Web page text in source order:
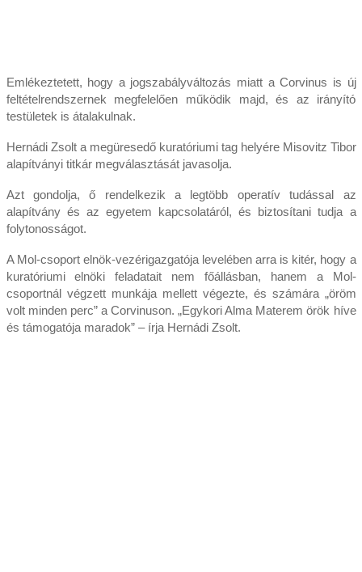
Emlékeztetett, hogy a jogszabályváltozás miatt a Corvinus is új
feltételrendszernek megfelelően működik majd, és az irányító
testületek is átalakulnak.
Hernádi Zsolt a megüresedő kuratóriumi tag helyére Misovitz Tibor
alapítványi titkár megválasztását javasolja.
Azt gondolja, ő rendelkezik a legtöbb operatív tudással az
alapítvány és az egyetem kapcsolatáról, és biztosítani tudja a
folytonosságot.
A Mol-csoport elnök-vezérigazgatója levelében arra is kitér, hogy a
kuratóriumi elnöki feladatait nem főállásban, hanem a Mol-
csoportnál végzett munkája mellett végezte, és számára „öröm
volt minden perc” a Corvinuson. „Egykori Alma Materem örök híve
és támogatója maradok” – írja Hernádi Zsolt.